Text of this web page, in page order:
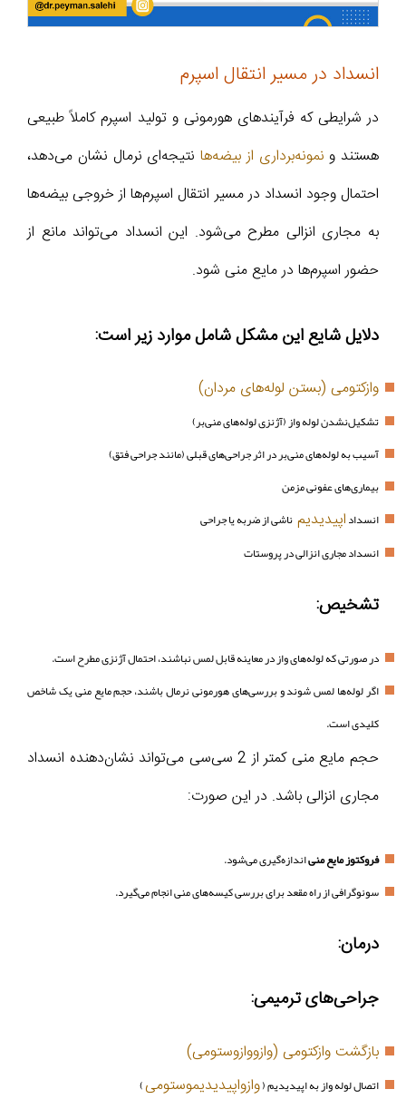
انسداد در مسیر انتقال اسپرم
در شرایطی که فرآیندهای هورمونی و تولید اسپرم کاملاً طبیعی
هستند و نمونه‌برداری از بیضه‌ها نتیجه‌ای نرمال نشان می‌دهد،
احتمال وجود انسداد در مسیر انتقال اسپرم‌ها از خروجی بیضه‌ها
به مجاری انزالی مطرح می‌شود. این انسداد می‌تواند مانع از
حضور اسپرم‌ها در مایع منی شود.
دلایل شایع این مشکل شامل موارد زیر است:
وازکتومی (بستن لوله‌های مردان)
تشکیل‌نشدن لوله واز (آژنزی لوله‌های منی‌بر)
آسیب به لوله‌های منی‌بر در اثر جراحی‌های قبلی (مانند جراحی فتق)
بیماری‌های عفونی مزمن
انسداداپیدیدیم ناشی از ضربه یا جراحی
انسداد مجاری انزالی در پروستات
تشخیص:
در صورتی که لوله‌های واز در معاینه قابل لمس نباشند، احتمال آژنزی مطرح است.
اگر لوله‌ها لمس شوند و بررسی‌های هورمونی نرمال باشند، حجم مایع منی یک شاخص
کلیدی است.
حجم مایع منی کمتر از 2 سی‌سی می‌تواند نشان‌دهنده انسداد
مجاری انزالی باشد. در این صورت:
فروکتوز مایع منیاندازه‌گیری می‌شود.
سونوگرافی از راه مقعد برای بررسی کیسه‌های منی انجام می‌گیرد.
درمان:
جراحی‌های ترمیمی:
بازگشت وازکتومی (وازووازوستومی)
اتصال لوله واز به اپیدیدیم (وازواپیدیدیموستومی)